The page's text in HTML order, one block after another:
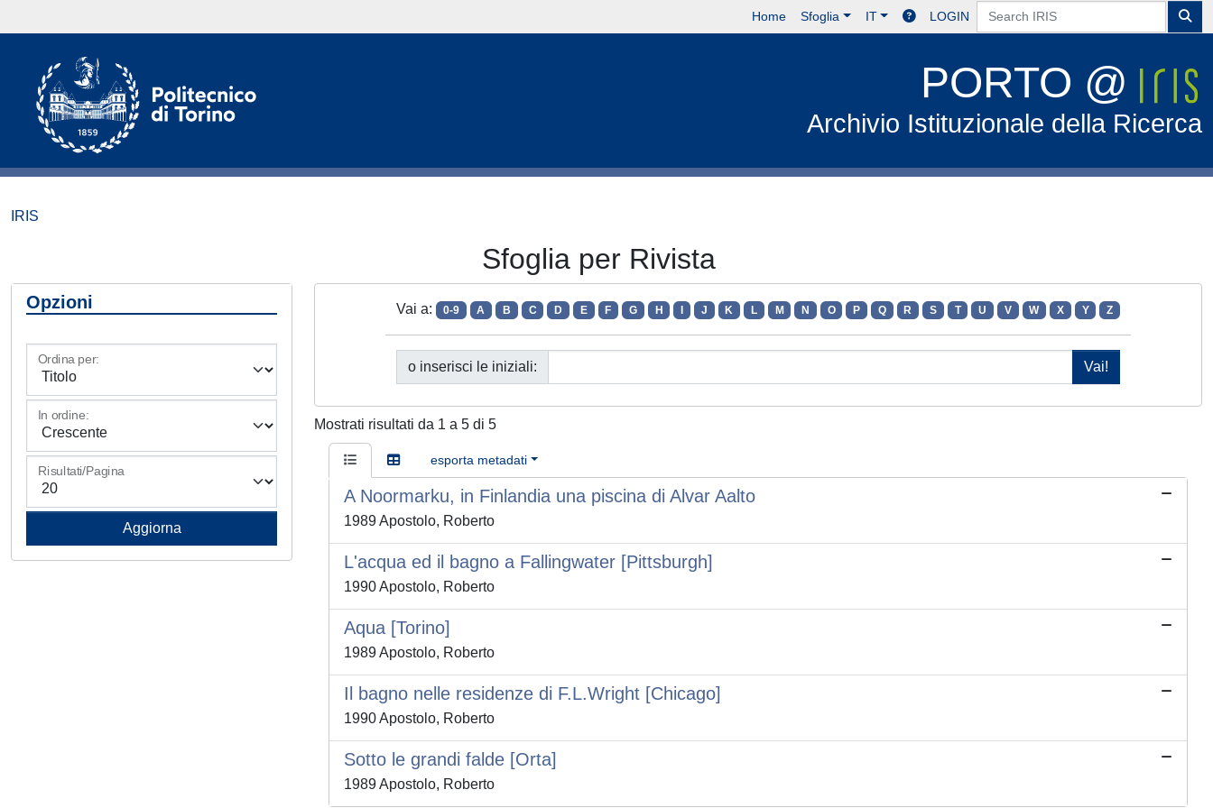
Home Sfoglia IT LOGIN
PORTO @
Archivio Istituzionale della Ricerca
IRIS
Sfoglia per Rivista
Opzioni
Ordina per:
In ordine:
Risultati/Pagina
Vai a: 0-9 A B C D E F G H J K L M N O P Q R S T U V W X Y Z
o inserisci le iniziali:
Mostrati risultati da 1 a 5 di 5
esporta metadati
A Noormarku, in Finlandia una piscina di Alvar Aalto
1989 Apostolo, Roberto
L'acqua ed il bagno a Fallingwater [Pittsburgh]
1990 Apostolo, Roberto
Aqua [Torino]
1989 Apostolo, Roberto
Il bagno nelle residenze di F.L.Wright [Chicago]
1990 Apostolo, Roberto
Sotto le grandi falde [Orta]
1989 Apostolo, Roberto